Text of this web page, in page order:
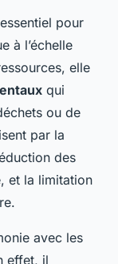
pour
à l’échelle
elle
qui
ou de
par la
des
et la limitation
avec les
effet, il